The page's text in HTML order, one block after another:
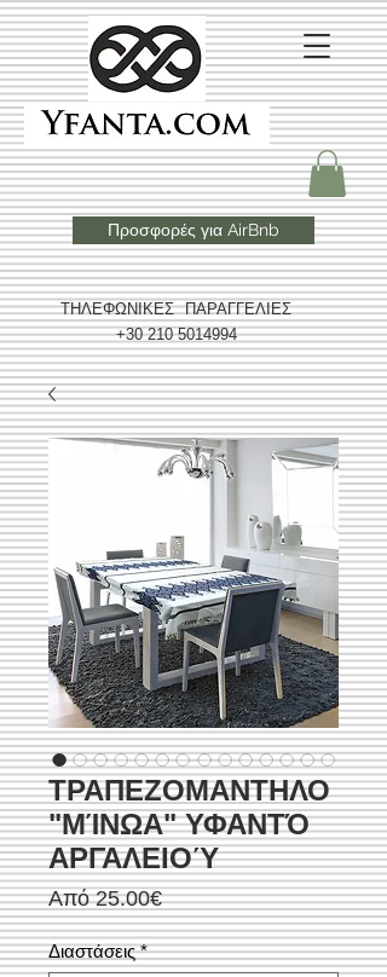
ΤΗΛΕΦΩΝΙΚΕΣ ΠΑΡΑΓΓΕΛΙΕΣ
+30 210 5014994
Προσφορές για AirBnb
ΤΡΑΠΕΖΟΜΑΝΤΗΛΟ
"ΜΊΝΩΑ" ΥΦΑΝΤΌ
ΑΡΓΑΛΕΙΟΎ
Από25.00€Τιμή
Έκπτωσης
Διαστάσεις *